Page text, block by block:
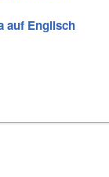
auf Englisch